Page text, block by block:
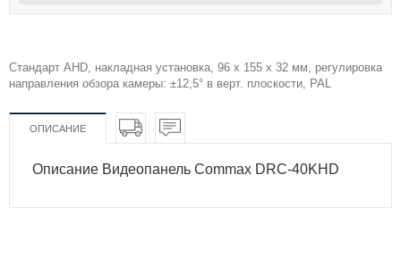
Стандарт AHD, накладная установка, 96 х 155 х 32 мм, регулировка
направления обзора камеры: ±12,5° в верт. плоскости, PAL
ОПИСАНИЕ
Описание Видеопанель Commax DRC-40KHD